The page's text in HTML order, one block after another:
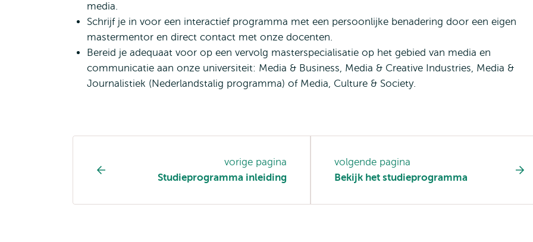
media.
Schrijf je in voor een interactief programma met een persoonlijke benadering door een eigen
mastermentor en direct contact met onze docenten.
Bereid je adequaat voor op een vervolg masterspecialisatie op het gebied van media en
communicatie aan onze universiteit: Media & Business, Media & Creative Industries, Media &
Journalistiek (Nederlandstalig programma) of Media, Culture & Society.
pagina
vorige pagina
Studieprogramma inleiding
volgende pagina
Bekijk het studieprogramma